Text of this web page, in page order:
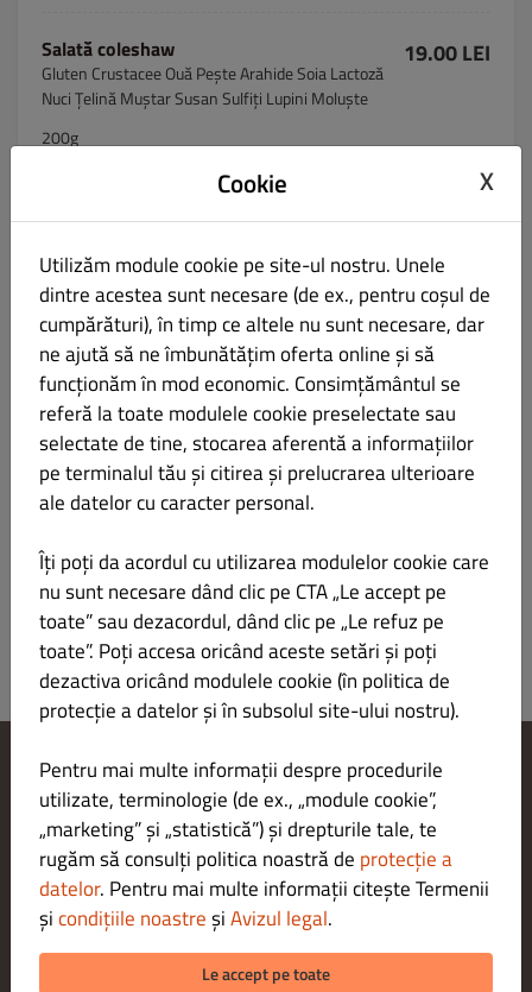
Salată coleshaw
Gluten Crustacee Ouă Pește Arahide Soia Lactoză
Nuci Țelină Muștar Susan Sulfiți Lupini Moluște
19.00 LEI
200g
Salată Asortată de sezon / Season Salad
Gluten Crustacee Ouă Pește Arahide Soia Lactoză
Nuci Țelină Muștar Susan Sulfiți Lupini Moluște
19.00 LEI
200g
Informații produs
Salată de ardei copt
Gluten Crustacee Ouă Pește Arahide Soia Lactoză
Nuci Țelină Muștar Susan Sulfiți Lupini Moluște
19.00 LEI
Informații produs
Modificare setări cookie-uri
Contactează-ne
Politica de confidențialitate
Termeni și condiții
Aviz juridic
Cookie X
Utilizăm module cookie pe site-ul nostru. Unele
dintre acestea sunt necesare (de ex., pentru coșul de
cumpărături), în timp ce altele nu sunt necesare, dar
ne ajută să ne îmbunătățim oferta online și să
funcționăm în mod economic. Consimțământul se
referă la toate modulele cookie preselectate sau
selectate de tine, stocarea aferentă a informațiilor
pe terminalul tău și citirea și prelucrarea ulterioare
ale datelor cu caracter personal.
Îți poți da acordul cu utilizarea modulelor cookie care
nu sunt necesare dând clic pe CTA „Le accept pe
toate” sau dezacordul, dând clic pe „Le refuz pe
toate”. Poți accesa oricând aceste setări și poți
dezactiva oricând modulele cookie (în politica de
protecție a datelor și în subsolul site-ului nostru).
Pentru mai multe informații despre procedurile
utilizate, terminologie (de ex., „module cookie”,
„marketing” și „statistică”) și drepturile tale, te
rugăm să consulți politica noastră de protecție a
datelor. Pentru mai multe informații citește Termenii
șicondițiile noastreșiAvizul legal.
Le accept pe toate